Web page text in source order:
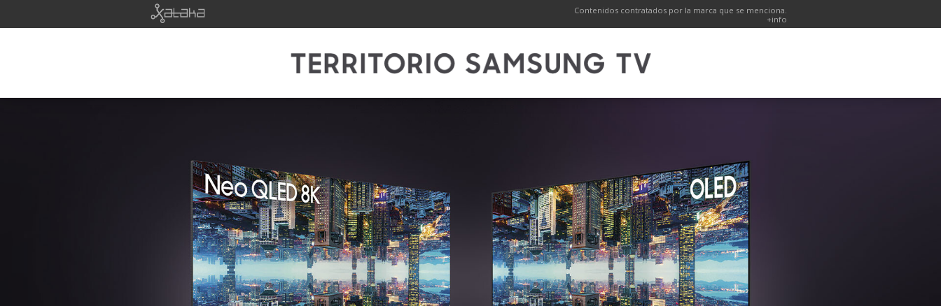
Contenidos contratados por la marca que se menciona.
+info